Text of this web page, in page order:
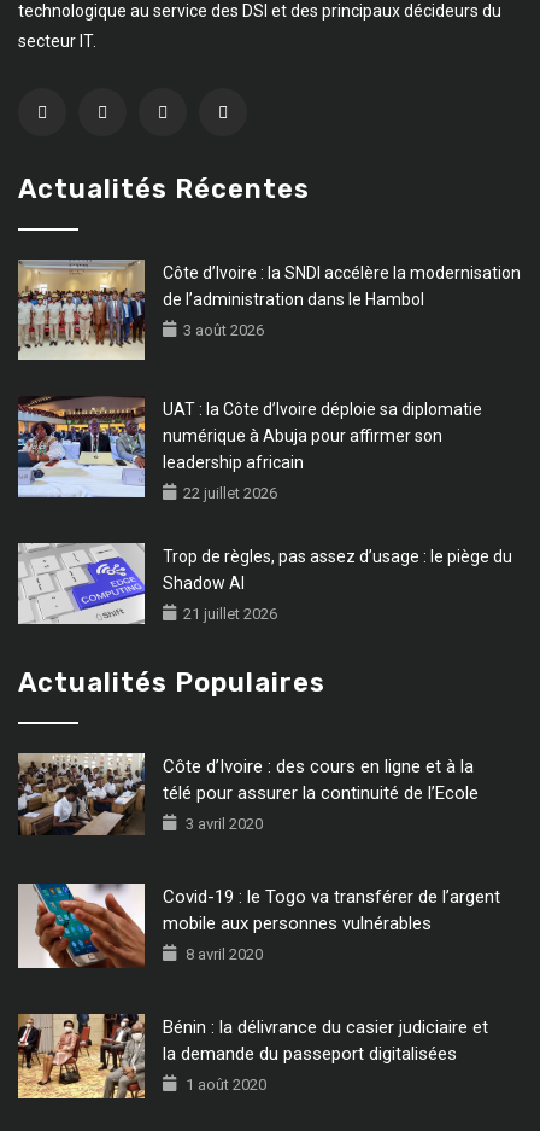
technologique au service des DSI et des principaux décideurs du
secteur IT.
Actualités Récentes
Côte d’Ivoire : la SNDI accélère la modernisation
de l’administration dans le Hambol
3 août 2026
UAT : la Côte d’Ivoire déploie sa diplomatie
numérique à Abuja pour affirmer son
leadership africain
22 juillet 2026
Trop de règles, pas assez d’usage : le piège du
Shadow AI
21 juillet 2026
Actualités Populaires
Côte d’Ivoire : des cours en ligne et à la
télé pour assurer la continuité de l’Ecole
3 avril 2020
Covid-19 : le Togo va transférer de l’argent
mobile aux personnes vulnérables
8 avril 2020
Bénin : la délivrance du casier judiciaire et
la demande du passeport digitalisées
1 août 2020